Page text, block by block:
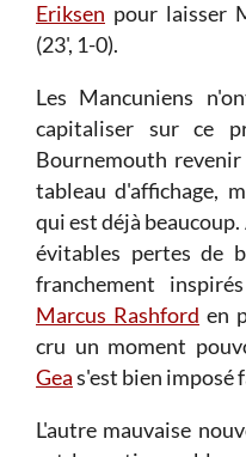
Eriksen pour laisser
(23', 1-0).
Les Mancuniens
capitaliser sur ce
Bournemouth
tableau d'affichage,
qui est déjà
évitables pertes de
franchement
Marcus Rashford en
cru un moment
Geas'est bien imposé
L'autre mauvaise